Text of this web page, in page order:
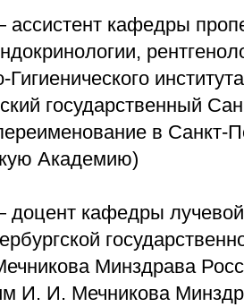
кафедры
Гигиенического
государственный
в Санкт-
Академию)
кафедры лучевой
Минздрава
И. И. Мечникова